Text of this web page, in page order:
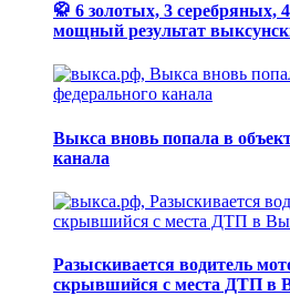
🥋 6 золотых, 3 серебряных,
мощный результат
Выкса вновь попала в
канала
Разыскивается водитель
скрывшийся с места ДТП в